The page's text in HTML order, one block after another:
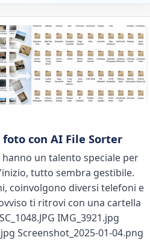
con AI File Sorter
un talento speciale per
tutto sembra gestibile.
coinvolgono diversi telefoni e
ti ritrovi con una cartella
IMG_3921.jpg
Screenshot_2025-01-04.png